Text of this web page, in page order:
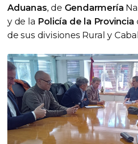
Aduanas, de Gendarmería
y de la Policía de la Provincia
de sus divisiones Rural y